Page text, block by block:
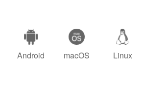
Android macOS Linux